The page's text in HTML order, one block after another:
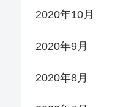
2020年10月
2020年9月
2020年8月